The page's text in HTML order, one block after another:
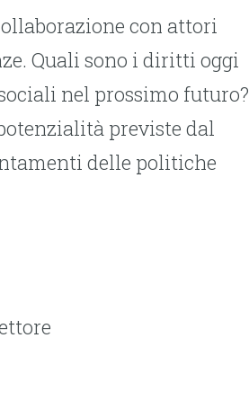
con attori
Quali sono i diritti oggi
nel prossimo futuro?
previste dal
delle politiche